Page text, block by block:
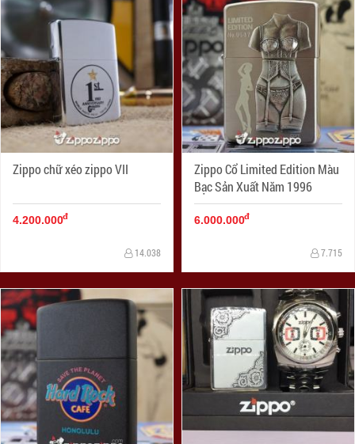
Zippo chữ xéo zippo VII
4.200.000đ
14.038
Zippo Cổ Limited Edition Màu
Bạc Sản Xuất Năm 1996
6.000.000đ
7.715